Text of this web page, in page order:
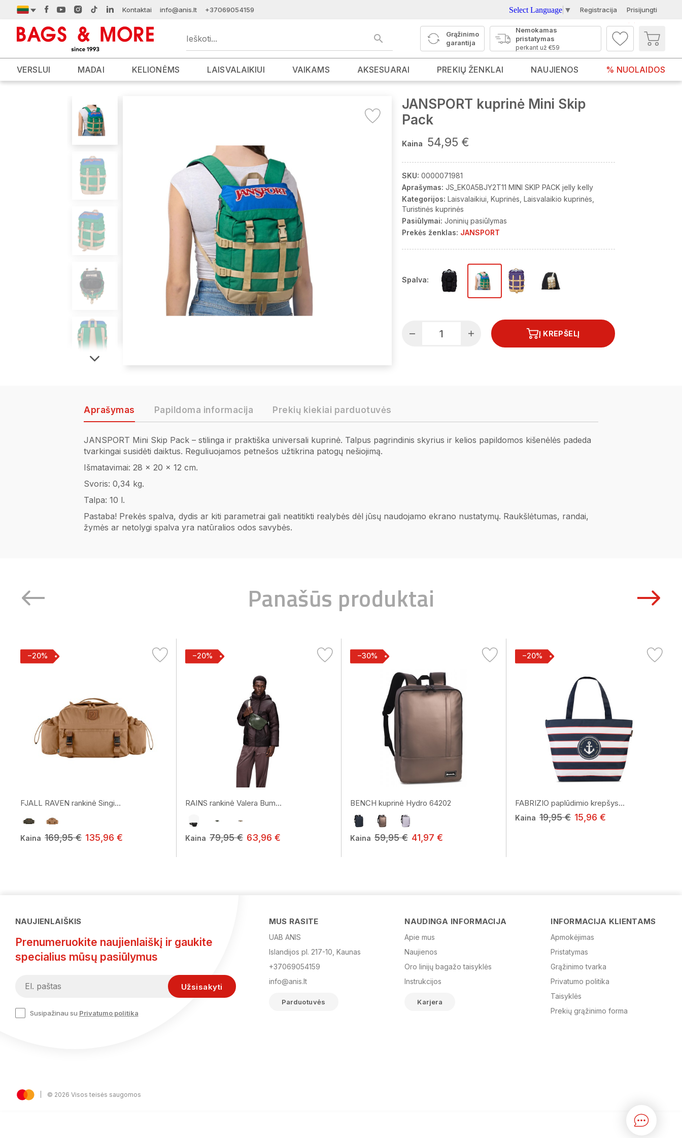
Kontaktai info@anis.lt +37069054159 Select Language ▼ Registracija Prisijungti
Grąžinimo
garantija
Nemokamas
pristatymas
perkant už €59
VERSLUI MADAI KELIONĖMS LAISVALAIKIUI VAIKAMS AKSESUARAI PREKIŲ ŽENKLAI NAUJIENOS % NUOLAIDOS
JANSPORT kuprinė Mini Skip
Pack
Kaina 54,95 €
SKU: 0000071981
Aprašymas: JS_EK0A5BJY2T11 MINI SKIP PACK jelly kelly
Kategorijos: Laisvalaikiui Kuprinės Laisvalaikio kuprinės
Turistinės kuprinės
Pasiūlymai: Joninių pasiūlymas
Prekės ženklas: JANSPORT
Spalva:
Į KREPŠELĮ
Aprašymas Papildoma informacija Prekių kiekiai parduotuvės
JANSPORT Mini Skip Pack – stilinga ir praktiška universali kuprinė. Talpus pagrindinis skyrius ir kelios papildomos kišenėlės padeda
tvarkingai susidėti daiktus. Reguliuojamos petnešos užtikrina patogų nešiojimą.
Išmatavimai: 28 x 20 x 12 cm.
Svoris: 0,34 kg.
Talpa: 10 l.
Pastaba! Prekės spalva, dydis ar kiti parametrai gali neatitikti realybės dėl jūsų naudojamo ekrano nustatymų. Raukšlėtumas, randai,
žymės ar netolygi spalva yra natūralios odos savybės.
Panašūs produktai
−20%
FJALL RAVEN rankinė Singi...
Kaina 169,95 € 135,96 €
−20%
RAINS rankinė Valera Bum...
Kaina 79,95 € 63,96 €
−30%
BENCH kuprinė Hydro 64202
Kaina 59,95 € 41,97 €
−20%
FABRIZIO paplūdimio krepšys...
Kaina 19,95 € 15,96 €
NAUJIENLAIŠKIS
Prenumeruokite naujienlaiškį ir gaukite
specialius mūsų pasiūlymus
Susipažinau su Privatumo politika
MUS RASITE
UAB ANIS
Islandijos pl. 217-10, Kaunas
+37069054159
info@anis.lt
Parduotuvės
NAUDINGA INFORMACIJA
Apie mus
Naujienos
Oro linijų bagažo taisyklės
Instrukcijos
Karjera
INFORMACIJA KLIENTAMS
Apmokėjimas
Pristatymas
Grąžinimo tvarka
Privatumo politika
Taisyklės
Prekių grąžinimo forma
© 2026 Visos teisės saugomos